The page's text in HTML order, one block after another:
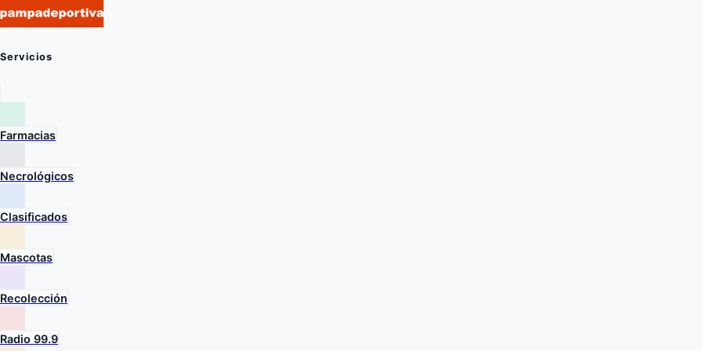
Servicios
Farmacias
Necrológicos
Clasificados
Mascotas
Recolección
Radio 99.9